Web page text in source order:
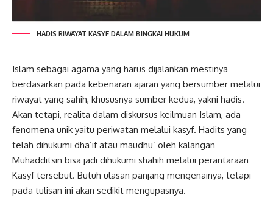
HADIS RIWAYAT KASYF DALAM BINGKAI HUKUM
Islam sebagai agama yang harus dijalankan mestinya
berdasarkan pada kebenaran ajaran yang bersumber melalui
riwayat yang sahih, khususnya sumber kedua, yakni hadis.
Akan tetapi, realita dalam diskursus keilmuan Islam, ada
fenomena unik yaitu periwatan melalui kasyf. Hadits yang
telah dihukumi dha’if atau maudhu’ oleh kalangan
Muhadditsin bisa jadi dihukumi shahih melalui perantaraan
Kasyf tersebut. Butuh ulasan panjang mengenainya, tetapi
pada tulisan ini akan sedikit mengupasnya.